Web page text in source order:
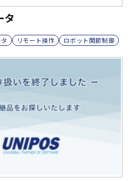
タ
リモート操作
ロボット関節制御